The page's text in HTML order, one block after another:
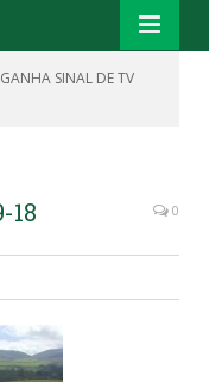
SINAL DE TV
18 0